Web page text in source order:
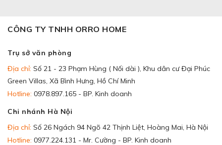
CÔNG TY TNHH ORRO HOME
Trụ sở văn phòng
Địa chỉ: Số 21 - 23 Phạm Hùng ( Nối dài ), Khu dân cư Đại Phúc
Green Villas, Xã Bình Hưng, Hồ Chí Minh
Hotline: 0978.897.165 - BP. Kinh doanh
Chi nhánh Hà Nội
Địa chỉ: Số 26 Ngách 94 Ngõ 42 Thịnh Liệt, Hoàng Mai, Hà Nội
Hotline: 0977.224.131 - Mr. Cường - BP. Kinh doanh